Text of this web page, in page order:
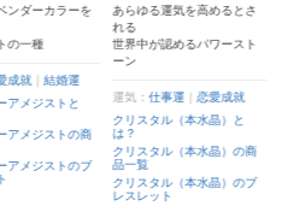
ンダーカラーを
の一種
成就 ｜結婚運
アメジストと
アメジストの商
アメジストのブ
あらゆる運気を高めるとさ
れる
世界中が認めるパワースト
ーン
運気：仕事運 ｜恋愛成就
クリスタル（本水晶）と
は？
クリスタル（本水晶）の商
品一覧
クリスタル（本水晶）のブ
レスレット